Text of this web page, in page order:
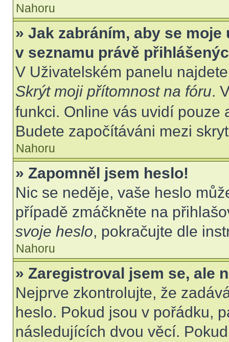
Nahoru
» Jak zabráním, aby se
v seznamu právě
V Uživatelském panelu
Skrýt moji přítomnost na fóru.
funkci. Online vás uvidí pouze
Budete započítáváni mezi
Nahoru
» Zapomněl jsem heslo!
Nic se neděje, vaše heslo
případě zmáčkněte na
svoje heslo, pokračujte dle
Nahoru
» Zaregistroval jsem se, ale
Nejprve zkontrolujte, že
heslo. Pokud jsou v pořádku,
následujících dvou věcí.